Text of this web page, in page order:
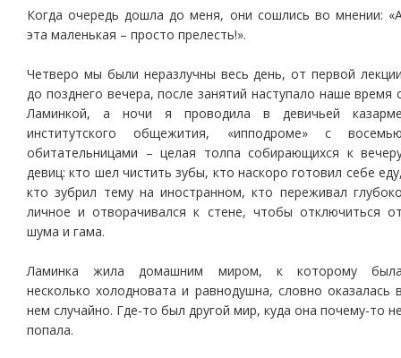
Когда очередь дошла до меня, они сошлись во мнении:
эта маленькая – просто прелесть!».
Четверо мы были неразлучны весь день, от первой
до позднего вечера, после занятий наступало наше время
Ламинкой, а ночи я проводила в девичьей
институтского общежития, «ипподроме» с
обитательницами – целая толпа собирающихся к
девиц: кто шел чистить зубы, кто наскоро готовил себе
кто зубрил тему на иностранном, кто переживал
личное и отворачивался к стене, чтобы отключиться
шума и гама.
Ламинка жила домашним миром, к которому
несколько холодновата и равнодушна, словно оказалась
нем случайно. Где-то был другой мир, куда она почему-то
попала.